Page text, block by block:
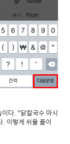
다. "닭칼국수 마시
이렇게 쉬울 줄이